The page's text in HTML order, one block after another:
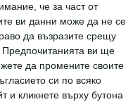
че за част от
ви данни може да не се
да възразите срещу
Предпочитанията ви ще
да промените своите
си по всяко
и кликнете върху бутона
и аз не съм
да се подреди
възможност и за